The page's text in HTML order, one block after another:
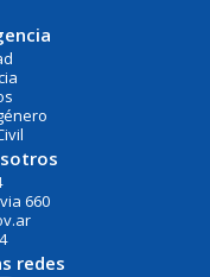
660
redes